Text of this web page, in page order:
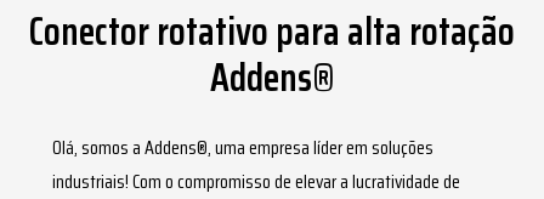
Conector rotativo para alta rotação
Addens®
Olá, somos a Addens®, uma empresa líder em soluções
industriais! Com o compromisso de elevar a lucratividade de